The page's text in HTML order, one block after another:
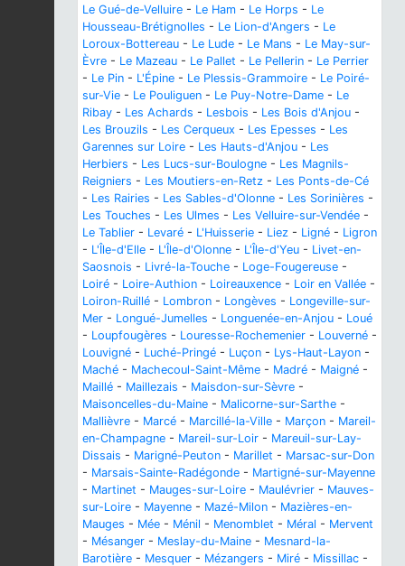
Le Gué-de-Velluire - Le Ham - Le Horps - Le
Housseau-Brétignolles - Le Lion-d'Angers - Le
Loroux-Bottereau - Le Lude - Le Mans - Le May-sur-
Èvre - Le Mazeau - Le Pallet - Le Pellerin - Le Perrier
- Le Pin - L'Épine - Le Plessis-Grammoire - Le Poiré-
sur-Vie - Le Pouliguen - Le Puy-Notre-Dame - Le
Ribay - Les Achards - Lesbois - Les Bois d'Anjou -
Les Brouzils - Les Cerqueux - Les Epesses - Les
Garennes sur Loire - Les Hauts-d'Anjou - Les
Herbiers - Les Lucs-sur-Boulogne - Les Magnils-
Reigniers - Les Moutiers-en-Retz - Les Ponts-de-Cé
- Les Rairies - Les Sables-d'Olonne - Les Sorinières -
Les Touches - Les Ulmes - Les Velluire-sur-Vendée -
Le Tablier - Levaré - L'Huisserie - Liez - Ligné - Ligron
- L'Île-d'Elle - L'Île-d'Olonne - L'Île-d'Yeu - Livet-en-
Saosnois - Livré-la-Touche - Loge-Fougereuse -
Loiré - Loire-Authion - Loireauxence - Loir en Vallée -
Loiron-Ruillé - Lombron - Longèves - Longeville-sur-
Mer - Longué-Jumelles - Longuenée-en-Anjou - Loué
- Loupfougères - Louresse-Rochemenier - Louverné -
Louvigné - Luché-Pringé - Luçon - Lys-Haut-Layon -
Maché - Machecoul-Saint-Même - Madré - Maigné -
Maillé - Maillezais - Maisdon-sur-Sèvre -
Maisoncelles-du-Maine - Malicorne-sur-Sarthe -
Mallièvre - Marcé - Marcillé-la-Ville - Marçon - Mareil-
en-Champagne - Mareil-sur-Loir - Mareuil-sur-Lay-
Dissais - Marigné-Peuton - Marillet - Marsac-sur-Don
- Marsais-Sainte-Radégonde - Martigné-sur-Mayenne
- Martinet - Mauges-sur-Loire - Maulévrier - Mauves-
sur-Loire - Mayenne - Mazé-Milon - Mazières-en-
Mauges - Mée - Ménil - Menomblet - Méral - Mervent
- Mésanger - Meslay-du-Maine - Mesnard-la-
Barotière - Mesquer - Mézangers - Miré - Missillac -